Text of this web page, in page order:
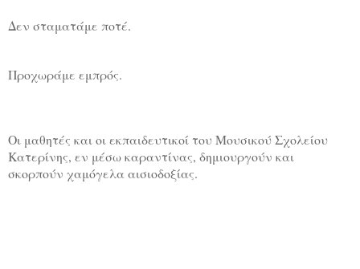
Δεν σταματάμε ποτέ.
Προχωράμε εμπρός.
Οι μαθητές και οι εκπαιδευτικοί του Μουσικού Σχολείου
Κατερίνης, εν μέσω καραντίνας, δημιουργούν και
σκορπούν χαμόγελα αισιοδοξίας.